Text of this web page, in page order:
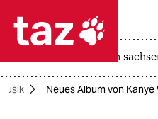
 taz
taz zahl
landtagswahl in
Neues Album von